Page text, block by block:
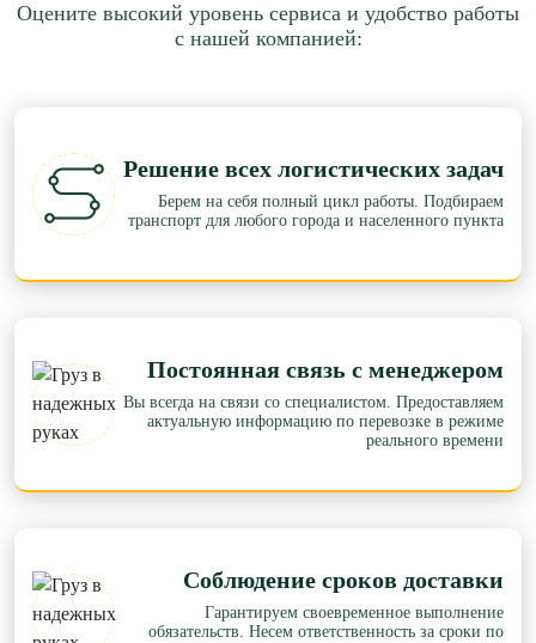
Оцените высокий уровень сервиса и удобство работы
с нашей компанией:
Решение всех логистических задач
Берем на себя полный цикл работы. Подбираем
транспорт для любого города и населенного пункта
Постоянная связь с менеджером
Вы всегда на связи со специалистом. Предоставляем
актуальную информацию по перевозке в режиме
реального времени
Соблюдение сроков доставки
Гарантируем своевременное выполнение
обязательств. Несем ответственность за сроки по